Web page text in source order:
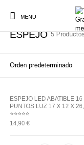
MENU
Decoración
Inicio / MODA
ESPEJO5
ESPEJO LED ABATIBLE 16
PUNTOS LUZ 17 X 12 X
⭐⭐⭐⭐⭐
14,90 €